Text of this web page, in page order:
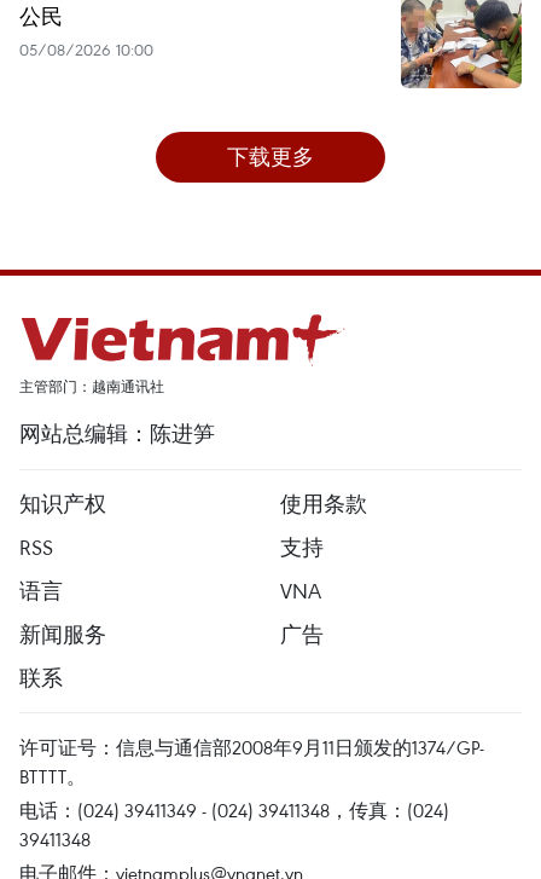
公民
05/08/2026 10:00
下载更多
主管部门：越南通讯社
网站总编辑：陈进笋
知识产权
使用条款
RSS
支持
语言
VNA
新闻服务
广告
联系
许可证号：信息与通信部2008年9月11日颁发的1374/GP-
BTTTT。
电话：(024) 39411349 - (024) 39411348，传真：(024)
39411348
电子邮件： vietnamplus@vnanet.vn